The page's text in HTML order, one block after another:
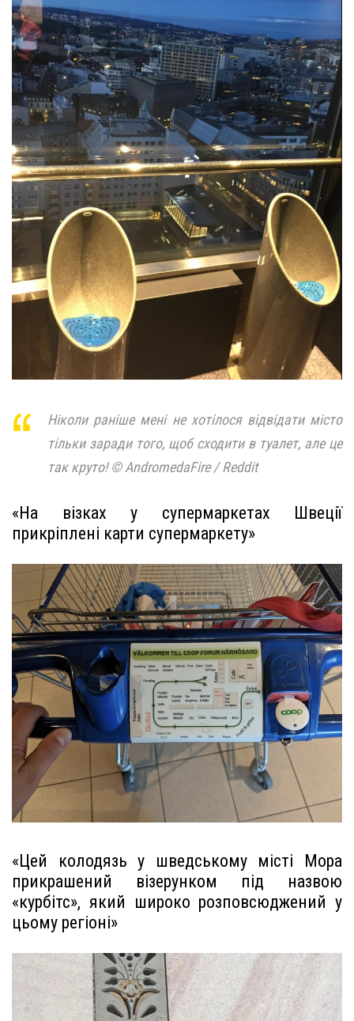
Ніколи раніше мені не хотілося відвідати місто
тільки заради того, щоб сходити в туалет, але це
так круто! © AndromedaFire / Reddit
«На візках у супермаркетах Швеції
прикріплені карти супермаркету»
«Цей колодязь у шведському місті Мора
прикрашений візерунком під назвою
«курбітс», який широко розповсюджений у
цьому регіоні»